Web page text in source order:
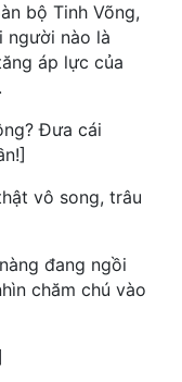
bộ Tinh Võng,
người nào là
áp lực của
Đưa cái
vô song, trâu
đang ngồi
chăm chú vào